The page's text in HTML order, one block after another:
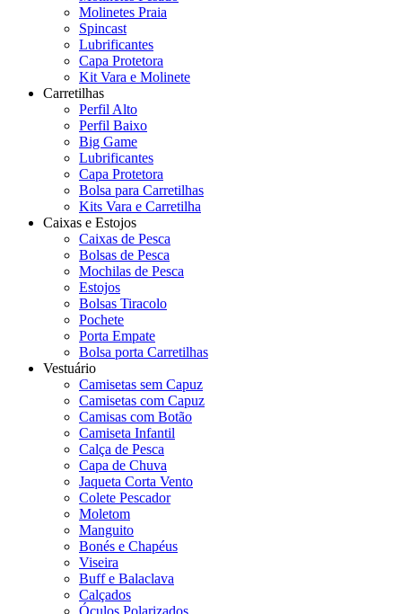
Molinetes Praia
Spincast
Lubrificantes
Capa Protetora
Kit Vara e Molinete
Carretilhas
Perfil Alto
Perfil Baixo
Big Game
Lubrificantes
Capa Protetora
Bolsa para Carretilhas
Kits Vara e Carretilha
Caixas e Estojos
Caixas de Pesca
Bolsas de Pesca
Mochilas de Pesca
Estojos
Bolsas Tiracolo
Pochete
Porta Empate
Bolsa porta Carretilhas
Vestuário
Camisetas sem Capuz
Camisetas com Capuz
Camisas com Botão
Camiseta Infantil
Calça de Pesca
Capa de Chuva
Jaqueta Corta Vento
Colete Pescador
Moletom
Manguito
Bonés e Chapéus
Viseira
Buff e Balaclava
Calçados
Óculos Polarizados